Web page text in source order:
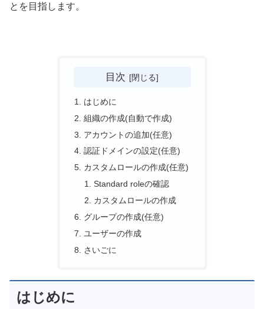
とを目指します。
目次
はじめに
組織の作成(自動で作成)
アカウントの追加(任意)
認証ドメインの設定(任意)
カスタムロールの作成(任意)
Standard roleの確認
カスタムロールの作成
グループの作成(任意)
ユーザーの作成
さいごに
はじめに